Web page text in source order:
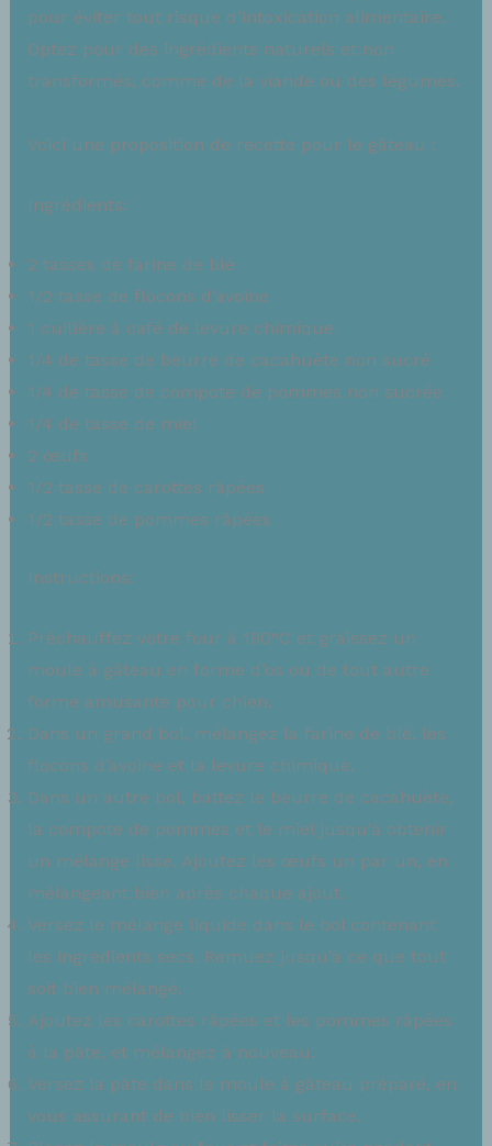
pour éviter tout risque d’intoxication alimentaire.
Optez pour des ingrédients naturels et non
transformés, comme de la viande ou des légumes.
Voici une proposition de recette pour le gâteau :
Ingrédients:
2 tasses de farine de blé
1/2 tasse de flocons d’avoine
1 cuillère à café de levure chimique
1/4 de tasse de beurre de cacahuète non sucré
1/4 de tasse de compote de pommes non sucrée
1/4 de tasse de miel
2 œufs
1/2 tasse de carottes râpées
1/2 tasse de pommes râpées
Instructions:
Préchauffez votre four à 180°C et graissez un
moule à gâteau en forme d’os ou de tout autre
forme amusante pour chien.
Dans un grand bol, mélangez la farine de blé, les
flocons d’avoine et la levure chimique.
Dans un autre bol, battez le beurre de cacahuète,
la compote de pommes et le miel jusqu’à obtenir
un mélange lisse. Ajoutez les œufs un par un, en
mélangeant bien après chaque ajout.
Versez le mélange liquide dans le bol contenant
les ingrédients secs. Remuez jusqu’à ce que tout
soit bien mélangé.
Ajoutez les carottes râpées et les pommes râpées
à la pâte, et mélangez à nouveau.
Versez la pâte dans le moule à gâteau préparé, en
vous assurant de bien lisser la surface.